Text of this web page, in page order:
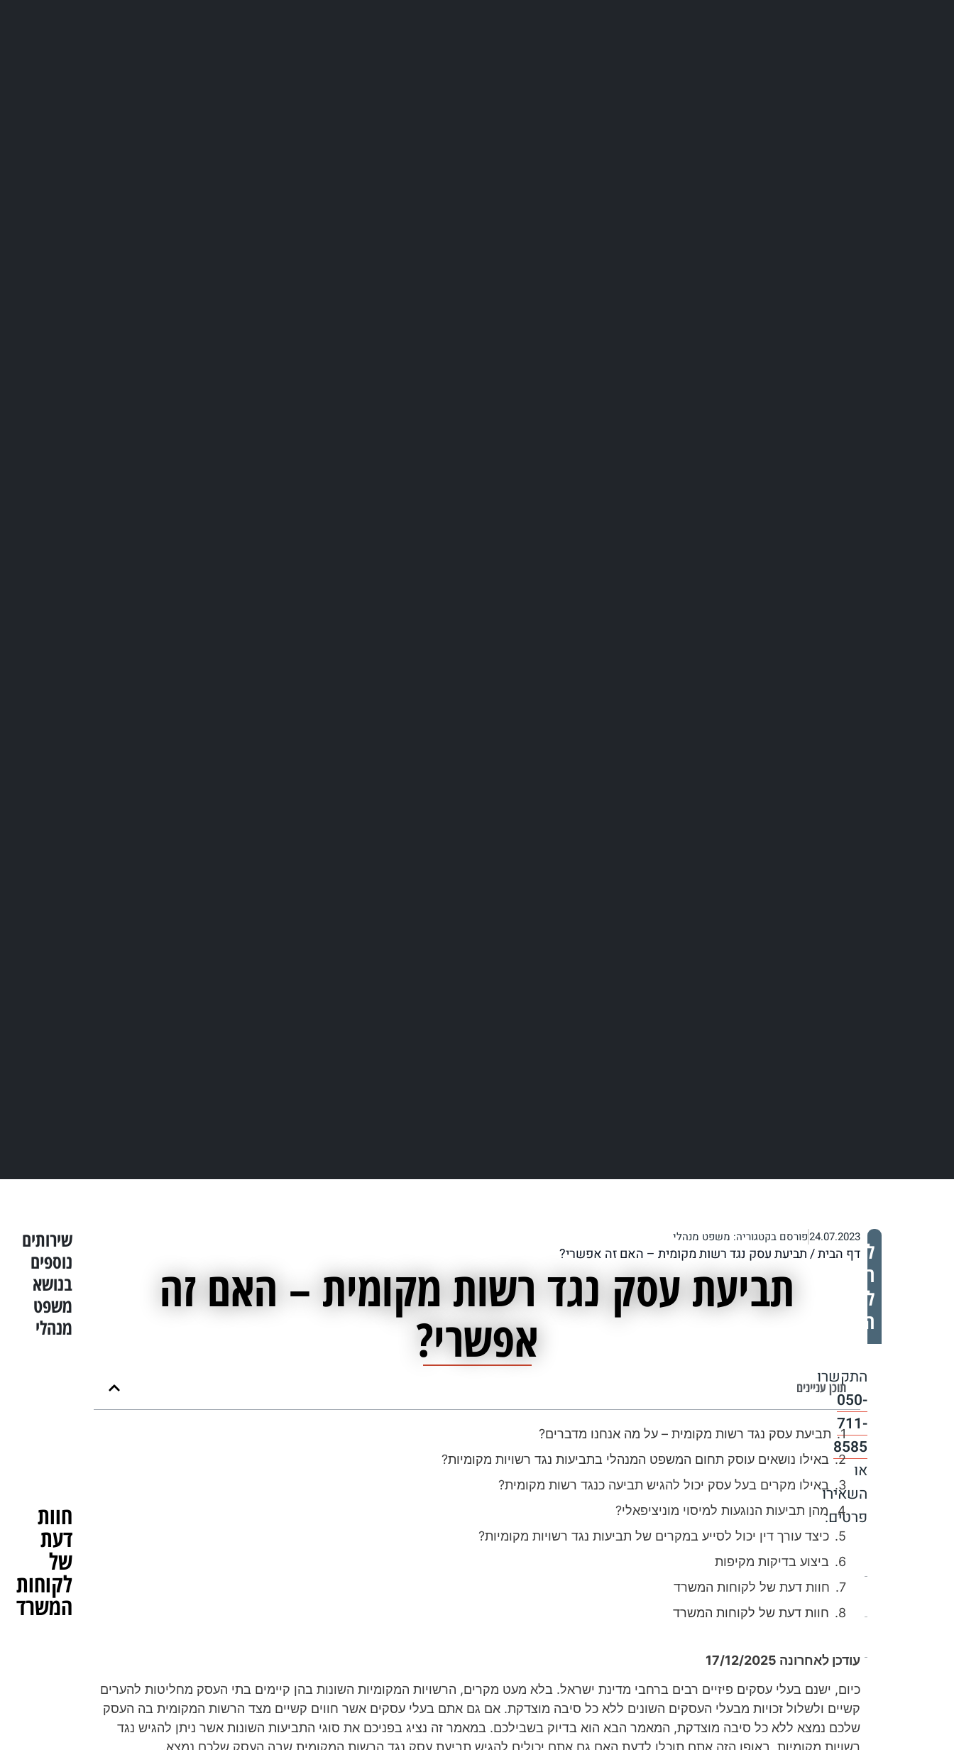
לייעוץ
ראשוני
ללא
התחייבות
התקשרו
050-
711-
8585
או
השאירו
פרטים:
scallacampid="טופס
עמוד
ראשי"]
24.07.2023פורסם בקטגוריה: משפט מנהלי
דף הבית/תביעת עסק נגד רשות מקומית – האם זה אפשרי?
תביעת עסק נגד רשות מקומית – האם זה
אפשרי?
תוכן עניינים
תביעת עסק נגד רשות מקומית – על מה אנחנו מדברים?
באילו נושאים עוסק תחום המשפט המנהלי בתביעות נגד רשויות מקומיות?
באילו מקרים בעל עסק יכול להגיש תביעה כנגד רשות מקומית?
מהן תביעות הנוגעות למיסוי מוניציפאלי?
כיצד עורך דין יכול לסייע במקרים של תביעות נגד רשויות מקומיות?
ביצוע בדיקות מקיפות
חוות דעת של לקוחות המשרד
חוות דעת של לקוחות המשרד
עודכן לאחרונה 17/12/2025
כיום, ישנם בעלי עסקים פיזיים רבים ברחבי מדינת ישראל. בלא מעט מקרים, הרשויות המקומיות השונות בהן קיימים בתי העסק מחליטות להערים
קשיים ולשלול זכויות מבעלי העסקים השונים ללא כל סיבה מוצדקת. אם גם אתם בעלי עסקים אשר חווים קשיים מצד הרשות המקומית בה העסק
שלכם נמצא ללא כל סיבה מוצדקת, המאמר הבא הוא בדיוק בשבילכם. במאמר זה נציג בפניכם את סוגי התביעות השונות אשר ניתן להגיש נגד
שירותים
נוספים
בנושא
משפט
מנהלי
חוות
דעת
של
לקוחות
המשרד